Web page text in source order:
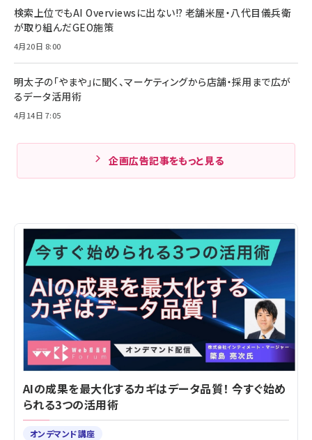
検索上位でもAI Overviewsに出ない!? 老舗米屋・八代目儀兵衛
が取り組んだGEO施策
4月20日 8:00
明太子の「やまや」に聞く、マーケティングから店舗・採用まで広が
るデータ活用術
4月14日 7:05
企画広告記事をもっと見る
AIの成果を最大化するカギはデータ品質！ 今すぐ始め
られる3つの活用術
オンデマンド講座